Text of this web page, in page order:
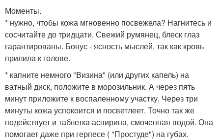
Моменты.
* нужно, чтобы кожа мгновенно посвежела? Нагнитесь и
сосчитайте до тридцати. Свежий румянец, блеск глаз
гарантированы. Бонус - ясность мыслей, так как кровь
прилила к голове.
* капните немного "Визина" (или других капель) на
ватный диск, положите в морозильник. А через пять
минут приложите к воспаленному участку. Через три
минуты кожа успокоится и посветлеет. Точно так же
подействует и таблетка аспирина, смоченная водой. Она
помогает даже при герпесе ( "Простуде") на губах.